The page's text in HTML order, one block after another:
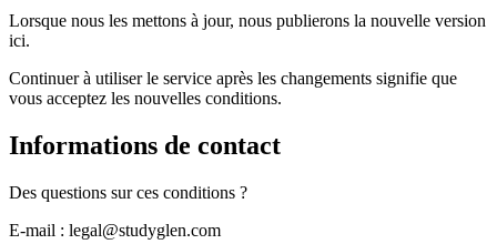
Lorsque nous les mettons à jour, nous publierons la nouvelle version
ici.
Continuer à utiliser le service après les changements signifie que
vous acceptez les nouvelles conditions.
Informations de contact
Des questions sur ces conditions ?
E-mail : legal@studyglen.com